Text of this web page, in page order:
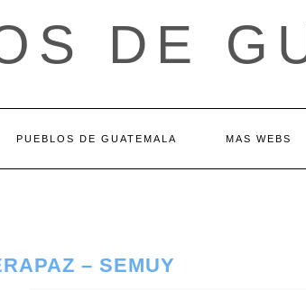
DE
PUEBLOS DE GUATEMALA MAS WEBS
– SEMUY